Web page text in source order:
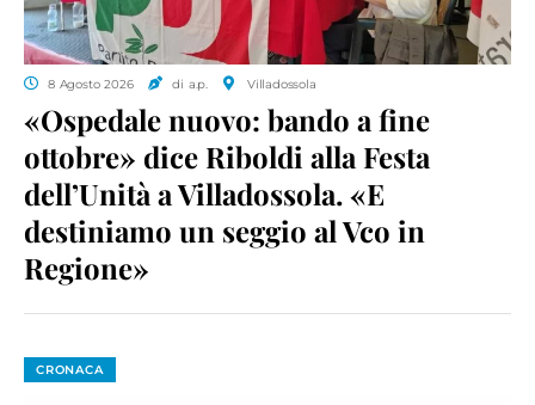
8 Agosto 2026 di a.p. Villadossola
«Ospedale nuovo: bando a fine
ottobre» dice Riboldi alla Festa
dell’Unità a Villadossola. «E
destiniamo un seggio al Vco in
Regione»
CRONACA